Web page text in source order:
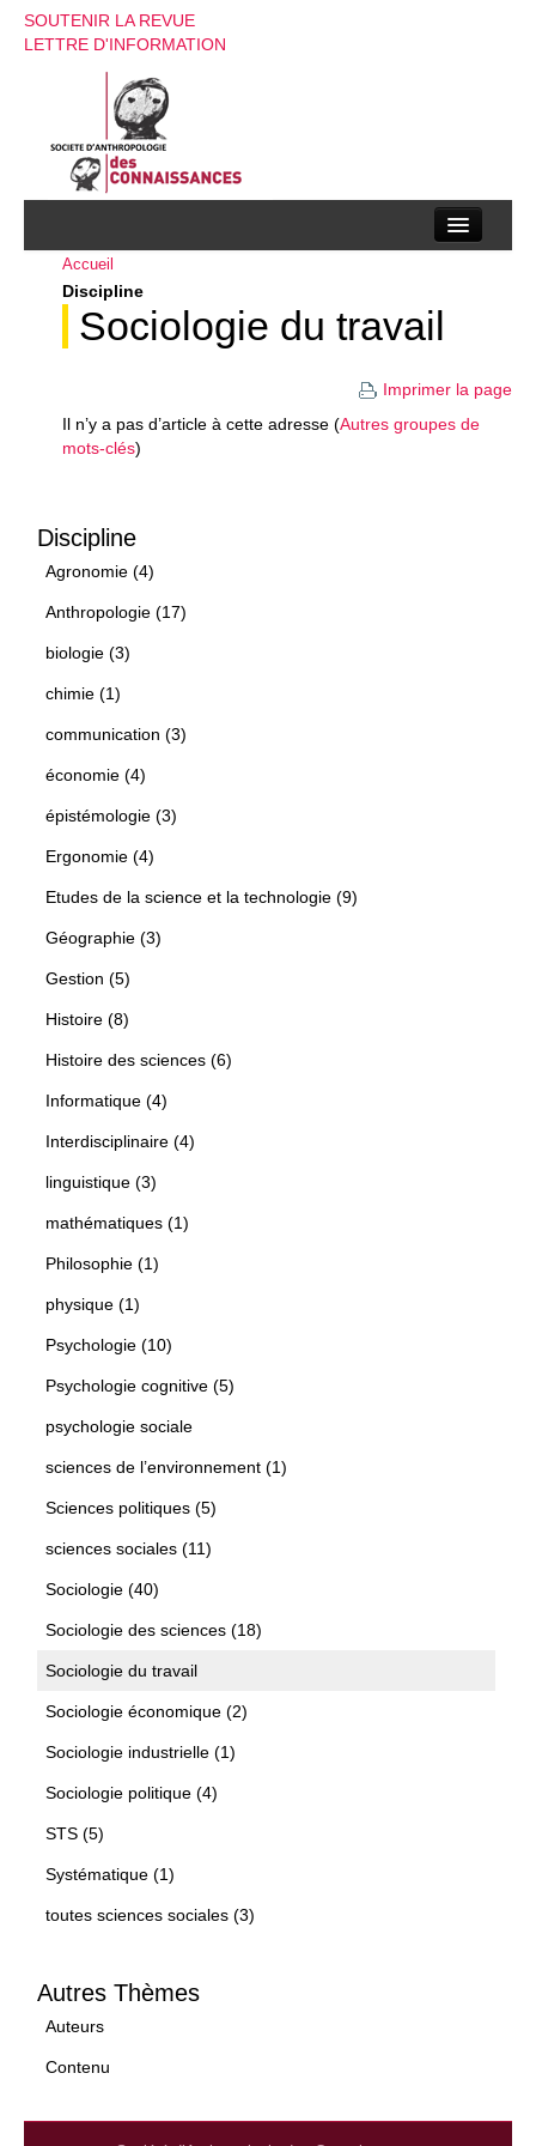
SOUTENIR LA REVUE
LETTRE D'INFORMATION
La société d’anthropologie des connaissances
La revue
Instructions aux auteurs
Accueil
Discipline
Sociologie du travail
Imprimer la page
Il n’y a pas d’article à cette adresse (Autres groupes de
mots-clés)
Discipline
Agronomie (4)
Anthropologie (17)
biologie (3)
chimie (1)
communication (3)
économie (4)
épistémologie (3)
Ergonomie (4)
Etudes de la science et la technologie (9)
Géographie (3)
Gestion (5)
Histoire (8)
Histoire des sciences (6)
Informatique (4)
Interdisciplinaire (4)
linguistique (3)
mathématiques (1)
Philosophie (1)
physique (1)
Psychologie (10)
Psychologie cognitive (5)
psychologie sociale
sciences de l’environnement (1)
Sciences politiques (5)
sciences sociales (11)
Sociologie (40)
Sociologie des sciences (18)
Sociologie du travail
Sociologie économique (2)
Sociologie industrielle (1)
Sociologie politique (4)
STS (5)
Systématique (1)
toutes sciences sociales (3)
Autres Thèmes
Auteurs
Contenu